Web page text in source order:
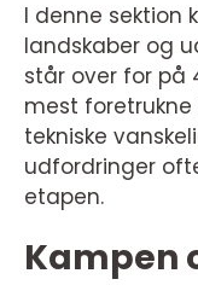
I denne sektion
landskaber og
står over for på
mest
tekniske
udfordringer
etapen.
Kampen